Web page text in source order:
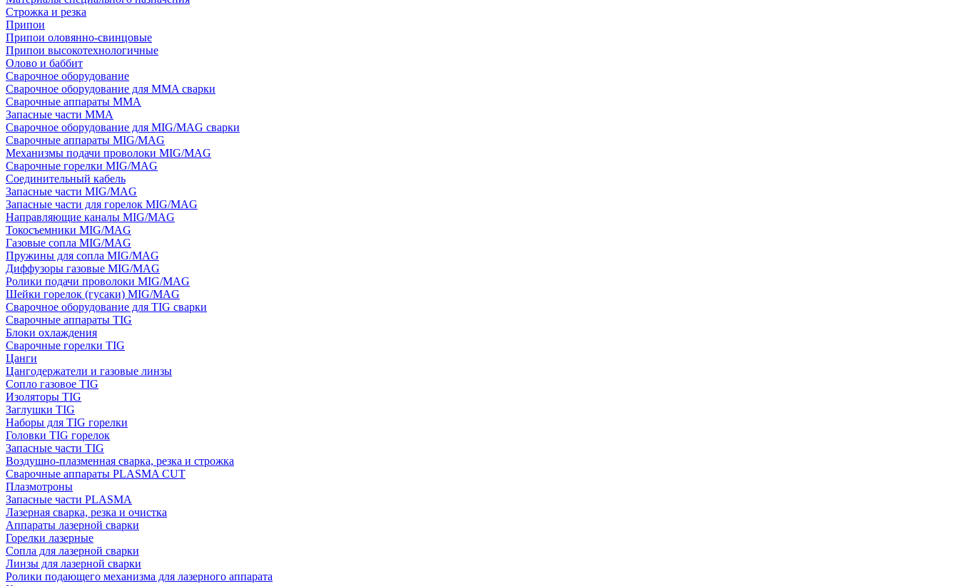
Строжка и резка
Припои
Припои оловянно-свинцовые
Припои высокотехнологичные
Олово и баббит
Сварочное оборудование
Сварочное оборудование для MMA сварки
Сварочные аппараты MMA
Запасные части MMA
Сварочное оборудование для MIG/MAG сварки
Сварочные аппараты MIG/MAG
Механизмы подачи проволоки MIG/MAG
Сварочные горелки MIG/MAG
Соединительный кабель
Запасные части MIG/MAG
Запасные части для горелок MIG/MAG
Направляющие каналы MIG/MAG
Токосъемники MIG/MAG
Газовые сопла MIG/MAG
Пружины для сопла MIG/MAG
Диффузоры газовые MIG/MAG
Ролики подачи проволоки MIG/MAG
Шейки горелок (гусаки) MIG/MAG
Сварочное оборудование для TIG сварки
Сварочные аппараты TIG
Блоки охлаждения
Сварочные горелки TIG
Цанги
Цангодержатели и газовые линзы
Сопло газовое TIG
Изоляторы TIG
Заглушки TIG
Наборы для TIG горелки
Головки TIG горелок
Запасные части TIG
Воздушно-плазменная сварка, резка и строжка
Сварочные аппараты PLASMA CUT
Плазмотроны
Запасные части PLASMA
Лазерная сварка, резка и очистка
Аппараты лазерной сварки
Горелки лазерные
Сопла для лазерной сварки
Линзы для лазерной сварки
Ролики подающего механизма для лазерного аппарата